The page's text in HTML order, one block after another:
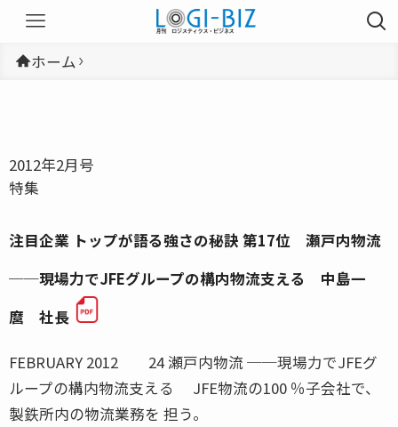
ホーム
2012年2月号
特集
注目企業 トップが語る強さの秘訣 第17位 瀬戸内物流
──現場力でJFEグループの構内物流支える 中島一
麿 社長
FEBRUARY 2012 24 瀬戸内物流 ──現場力でJFEグ
ループの構内物流支える JFE物流の100 ％子会社で、
製鉄所内の物流業務を 担う。